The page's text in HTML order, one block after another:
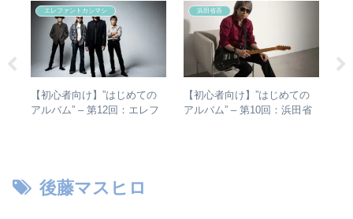
エレファントカシマシ
【初心者向け】”はじめての
アルバム” – 第12回：エレフ
浜田省吾
【初心者向け】”はじめての
アルバム” – 第10回：浜田省
後藤マスヒロ